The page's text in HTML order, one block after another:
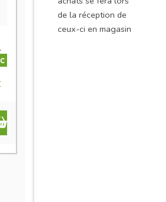
de la réception de
ceux-ci en magasin